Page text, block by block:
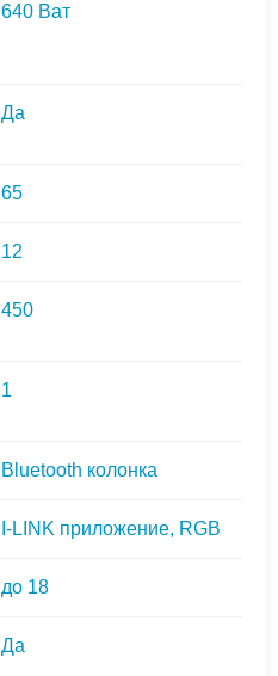
640 Ват
Да
65
12
450
1
Bluetooth колонка
I-LINK приложение, RGB
до 18
Да